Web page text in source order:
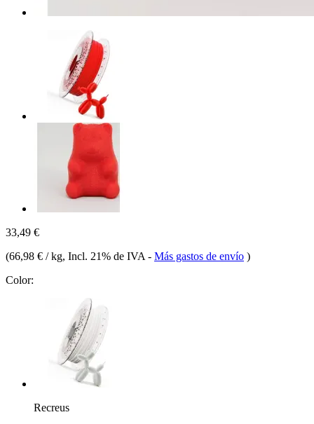
33,49 €
(66,98 € / kg, Incl. 21% de IVA - Más gastos de envío )
Color:
Recreus